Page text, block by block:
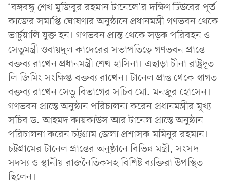
‘বঙ্গবন্ধু শেখ মুজিবুর রহমান টানেলে’র দক্ষিণ টিউবের পূর্ত
কাজের সমাপ্তি ঘোষণার অনুষ্ঠানে প্রধানমন্ত্রী গণভবন থেকে
ভার্চুয়ালি যুক্ত হন। গণভবন প্রান্ত থেকে সড়ক পরিবহন ও
সেতুমন্ত্রী ওবায়দুল কাদেরের সভাপতিত্বে গণভবন প্রান্তে
বক্তব্য রাখেন প্রধানমন্ত্রী শেখ হাসিনা। এছাড়া চীনা রাষ্ট্রদূত
লি জিমিং সংক্ষিপ্ত বক্তব্য রাখেন। টানেল প্রান্ত থেকে স্বাগত
বক্তব্য রাখেন সেতু বিভাগের সচিব মো. মনজুর হোসেন।
গণভবন প্রান্তে অনুষ্ঠান পরিচালনা করেন প্রধানমন্ত্রীর মূখ্য
সচিব ড. আহমদ কায়কাউস আর টানেল প্রান্তে অনুষ্ঠান
পরিচালনা করেন চট্টগ্রাম জেলা প্রশাসক মমিনুর রহমান।
চট্টগ্রামের টানেল প্রান্তের অনুষ্ঠানে বিভিন্ন মন্ত্রী, সংসদ
সদস্য ও স্থানীয় রাজনৈতিকসহ বিশিষ্ট ব্যক্তিরা উপস্থিত
ছিলেন।